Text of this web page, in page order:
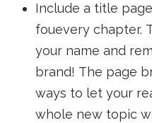
Include a title
fouevery chapter.
your name and
brand! The page
ways to let your
whole new topic